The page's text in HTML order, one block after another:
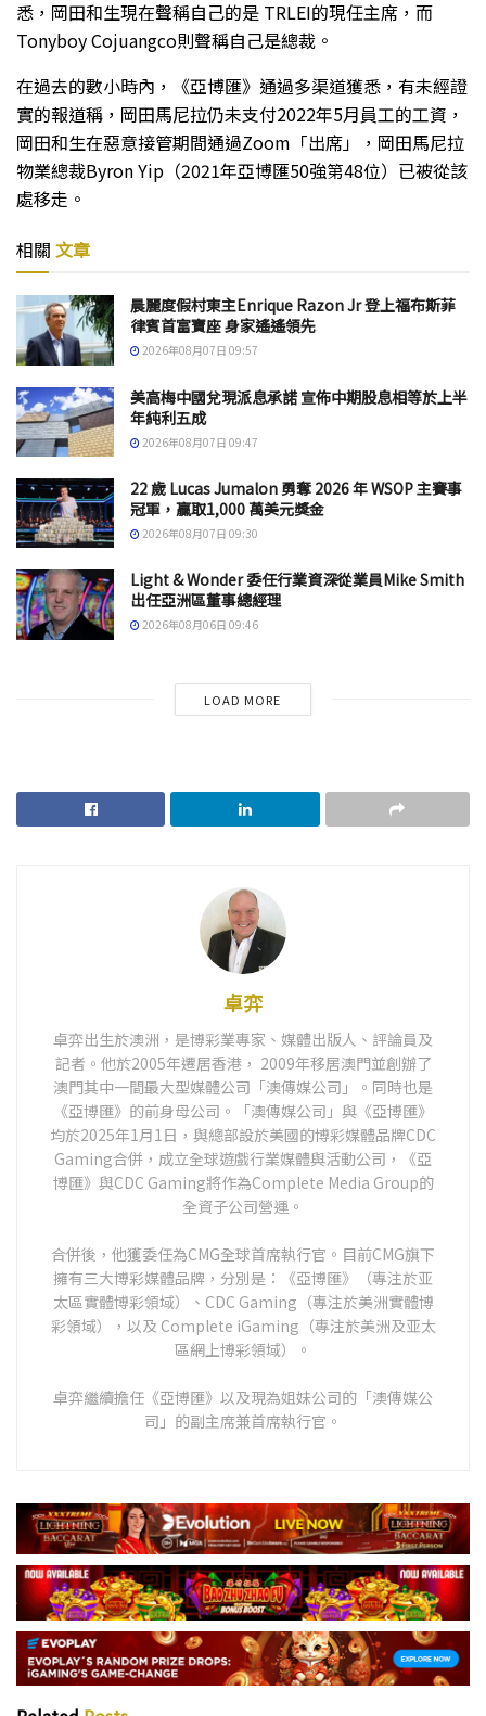
悉，岡田和生現在聲稱自己的是 TRLEI的現任主席，而
Tonyboy Cojuangco則聲稱自己是總裁。
在過去的數小時內，《亞博匯》通過多渠道獲悉，有未經證
實的報道稱，岡田馬尼拉仍未支付2022年5月員工的工資，
岡田和生在惡意接管期間通過Zoom「出席」，岡田馬尼拉
物業總裁Byron Yip（2021年亞博匯50強第48位）已被從該
處移走。
相關 文章
晨麗度假村東主Enrique Razon Jr 登上福布斯菲
律賓首富寶座 身家遙遙領先
2026年08月07日 09:57
美高梅中國兌現派息承諾 宣佈中期股息相等於上半
年純利五成
2026年08月07日 09:47
22 歲 Lucas Jumalon 勇奪 2026 年 WSOP 主賽事
冠軍，贏取1,000 萬美元獎金
2026年08月07日 09:30
Light & Wonder 委任行業資深從業員Mike Smith
出任亞洲區董事總經理
2026年08月06日 09:46
LOAD MORE
卓弈
卓弈出生於澳洲，是博彩業專家、媒體出版人、評論員及
記者。他於2005年遷居香港， 2009年移居澳門並創辦了
澳門其中一間最大型媒體公司「澳傳媒公司」。同時也是
《亞博匯》的前身母公司。「澳傳媒公司」與《亞博匯》
均於2025年1月1日，與總部設於美國的博彩媒體品牌CDC
Gaming合併，成立全球遊戲行業媒體與活動公司，《亞
博匯》與CDC Gaming將作為Complete Media Group的
全資子公司營運。
合併後，他獲委任為CMG全球首席執行官。目前CMG旗下
擁有三大博彩媒體品牌，分別是：《亞博匯》（專注於亚
太區實體博彩領域）、CDC Gaming（專注於美洲實體博
彩領域），以及 Complete iGaming（專注於美洲及亚太
區網上博彩領域）。
卓弈繼續擔任《亞博匯》以及現為姐妹公司的「澳傳媒公
司」的副主席兼首席執行官。